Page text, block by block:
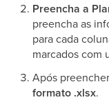
Preencha a
preencha as
para cada
marcados com
Após
formato .xlsx.